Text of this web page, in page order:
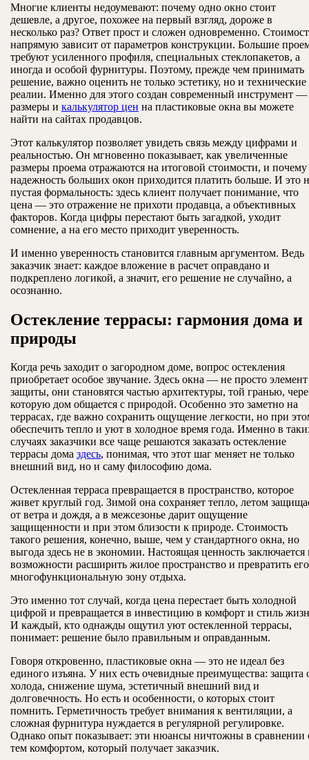
Многие клиенты недоумевают: почему одно окно стоит
дешевле, а другое, похожее на первый взгляд, дороже в
несколько раз? Ответ прост и сложен одновременно.
напрямую зависит от параметров конструкции. Большие
требуют усиленного профиля, специальных стеклопакетов, а
иногда и особой фурнитуры. Поэтому, прежде чем принимать
решение, важно оценить не только эстетику, но и технические
реалии. Именно для этого создан современный инструмент —
размеры и калькулятор цен на пластиковые окна вы можете
найти на сайтах продавцов.
Этот калькулятор позволяет увидеть связь между цифрами и
реальностью. Он мгновенно показывает, как увеличенные
размеры проема отражаются на итоговой стоимости, и почему
надежность больших окон приходится платить больше. И это
пустая формальность: здесь клиент получает понимание, что
цена — это отражение не прихоти продавца, а объективных
факторов. Когда цифры перестают быть загадкой, уходит
сомнение, а на его место приходит уверенность.
И именно уверенность становится главным аргументом. Ведь
заказчик знает: каждое вложение в расчет оправдано и
подкреплено логикой, а значит, его решение не случайно, а
осознанно.
Остекление террасы: гармония дома и
природы
Когда речь заходит о загородном доме, вопрос остекления
приобретает особое звучание. Здесь окна — не просто элемент
защиты, они становятся частью архитектуры, той гранью,
которую дом общается с природой. Особенно это заметно на
террасах, где важно сохранить ощущение легкости, но при
обеспечить тепло и уют в холодное время года. Именно в
случаях заказчики все чаще решаются заказать остекление
террасы дома здесь, понимая, что этот шаг меняет не только
внешний вид, но и саму философию дома.
Остекленная терраса превращается в пространство, которое
живет круглый год. Зимой она сохраняет тепло, летом
от ветра и дождя, а в межсезонье дарит ощущение
защищенности и при этом близости к природе. Стоимость
такого решения, конечно, выше, чем у стандартного окна, но
выгода здесь не в экономии. Настоящая ценность заключается
возможности расширить жилое пространство и превратить
многофункциональную зону отдыха.
Это именно тот случай, когда цена перестает быть холодной
цифрой и превращается в инвестицию в комфорт и стиль
И каждый, кто однажды ощутил уют остекленной террасы,
понимает: решение было правильным и оправданным.
Говоря откровенно, пластиковые окна — это не идеал без
единого изъяна. У них есть очевидные преимущества: защита
холода, снижение шума, эстетичный внешний вид и
долговечность. Но есть и особенности, о которых стоит
помнить. Герметичность требует внимания к вентиляции, а
сложная фурнитура нуждается в регулярной регулировке.
Однако опыт показывает: эти нюансы ничтожны в сравнении
тем комфортом, который получает заказчик.